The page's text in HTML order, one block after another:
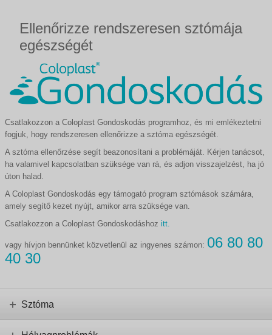
Ellenőrizze rendszeresen sztómája
egészségét
Csatlakozzon a Coloplast Gondoskodás programhoz, és mi emlékeztetni
fogjuk, hogy rendszeresen ellenőrizze a sztóma egészségét.
A sztóma ellenőrzése segít beazonosítani a problémáját. Kérjen tanácsot,
ha valamivel kapcsolatban szüksége van rá, és adjon visszajelzést, ha jó
úton halad.
A Coloplast Gondoskodás egy támogató program sztómások számára,
amely segítő kezet nyújt, amikor arra szüksége van.
Csatlakozzon a Coloplast Gondoskodáshoz itt.
vagy hívjon bennünket közvetlenül az ingyenes számon: 06 80 80
40 30
Sztóma